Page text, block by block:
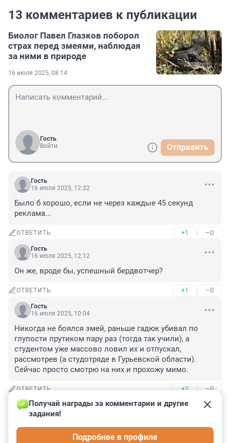
13 комментариев к публикации
Биолог Павел Глазков поборол
страх перед змеями, наблюдая
за ними в природе
16 июля 2025, 08:14
Гость
Войти
Отправить
Гость
16 июля 2025, 12:32
Было б хорошо, если не через каждые 45 секунд
реклама...
ОТВЕТИТЬ +1 –0
Гость
16 июля 2025, 12:12
Он же, вроде бы, успешный бердвотчер?
ОТВЕТИТЬ +1 –0
Гость
16 июля 2025, 10:04
Никогда не боялся змей, раньше гадюк убивал по
глупости прутиком пару раз (тогда так учили), а
студентом уже массово ловил их и отпускал,
рассмотрев (а студотряде в Гурьевской области).
Сейчас просто смотрю на них и прохожу мимо.
ОТВЕТИТЬ +2 –0
Гость
16 июля 2025, 09:09
а мне помогает стакан беленькой до встречи и стакан
Получай награды за комментарии и другие
задания!
Подробнее в профиле